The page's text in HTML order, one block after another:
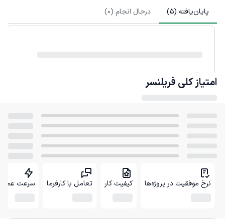
پایان‌یافته (5
) درحال انجام (0
)
امتیاز کلی فریلنسر
نرخ موفقیت در پروژه‌ها کیفیت کار تعامل با کارفرما سرعت عمل